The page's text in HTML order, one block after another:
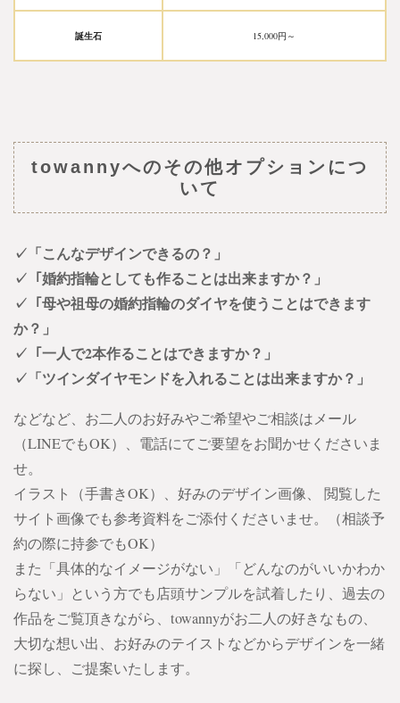
誕生石 15,000円～
towannyへのその他オプションにつ
いて
✓「こんなデザインできるの？」
✓「婚約指輪としても作ることは出来ますか？」
✓「母や祖母の婚約指輪のダイヤを使うことはできます
か？」
✓「一人で2本作ることはできますか？」
✓「ツインダイヤモンドを入れることは出来ますか？」
などなど、お二人のお好みやご希望やご相談はメール
（LINEでもOK）、電話にてご要望をお聞かせくださいま
せ。
イラスト（手書きOK）、好みのデザイン画像、 閲覧した
サイト画像でも参考資料をご添付くださいませ。（相談予
約の際に持参でもOK）
また「具体的なイメージがない」「どんなのがいいかわか
らない」という方でも店頭サンプルを試着したり、過去の
作品をご覧頂きながら、towannyがお二人の好きなもの、
大切な想い出、お好みのテイストなどからデザインを一緒
に探し、ご提案いたします。